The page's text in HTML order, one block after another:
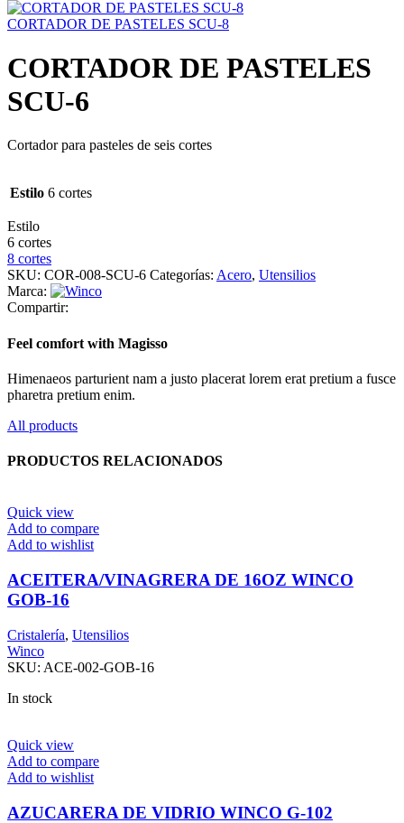
CORTADOR DE PASTELES SCU-8
CORTADOR DE PASTELES
SCU-6
Cortador para pasteles de seis cortes
Estilo 6 cortes
Estilo
6 cortes
8 cortes
SKU: COR-008-SCU-6 Categorías: Acero, Utensilios
Marca:
Compartir:
Feel comfort with Magisso
Himenaeos parturient nam a justo placerat lorem erat pretium a fusce
pharetra pretium enim.
All products
PRODUCTOS RELACIONADOS
Quick view
Add to compare
Add to wishlist
ACEITERA/VINAGRERA DE 16OZ WINCO
GOB-16
Cristalería, Utensilios
Winco
SKU: ACE-002-GOB-16
In stock
Quick view
Add to compare
Add to wishlist
AZUCARERA DE VIDRIO WINCO G-102